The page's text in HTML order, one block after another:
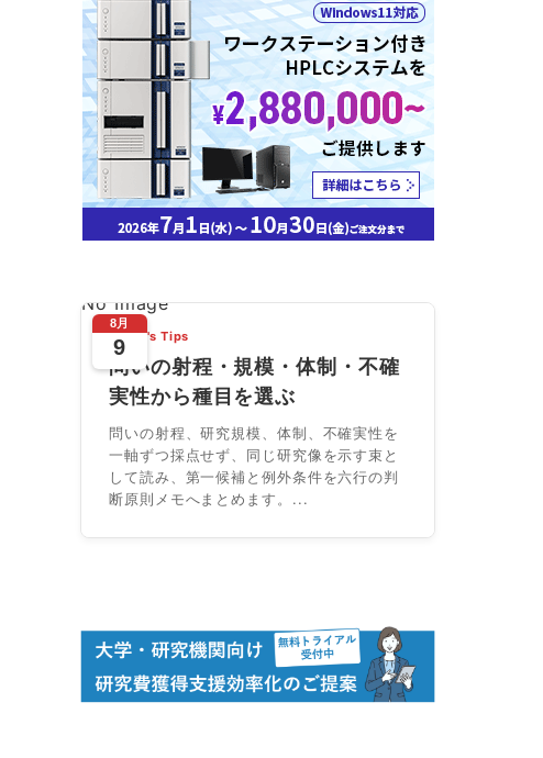
No Image
8月
9
Today's Tips
問いの射程・規模・体制・不確
実性から種目を選ぶ
問いの射程、研究規模、体制、不確実性を
一軸ずつ採点せず、同じ研究像を示す束と
して読み、第一候補と例外条件を六行の判
断原則メモへまとめます。...